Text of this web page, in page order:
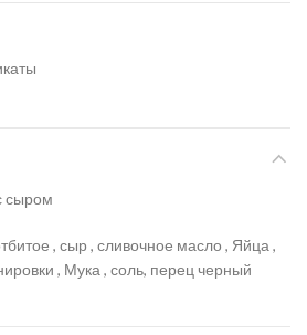
сыром
, сыр , сливочное масло , Яйца ,
, Мука , соль, перец черный